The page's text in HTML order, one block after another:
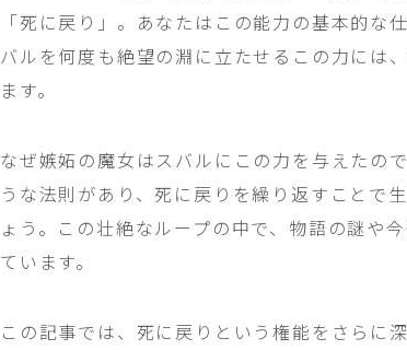
「死に戻り」。あなたはこの能力の基本的
バルを何度も絶望の淵に立たせるこの力には
ます。
なぜ嫉妬の魔女はスバルにこの力を与えたの
うな法則があり、死に戻りを繰り返すことで
ょう。この壮絶なループの中で、物語の謎や
ています。
この記事では、死に戻りという権能をさらに